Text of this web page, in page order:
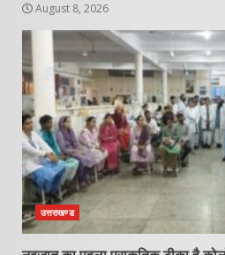
August 8, 2026
उत्तराखण्ड